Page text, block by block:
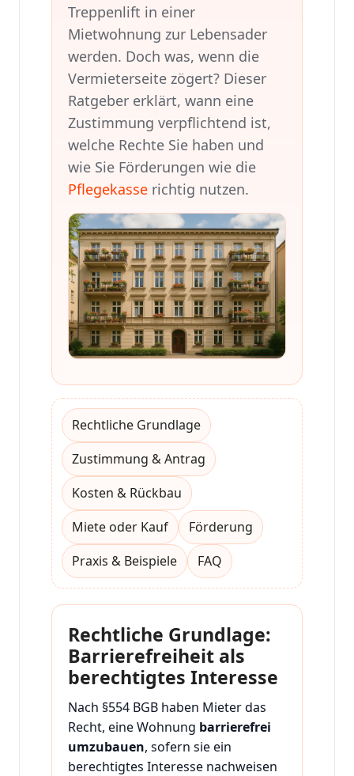
Treppenlift in einer
Mietwohnung zur Lebensader
werden. Doch was, wenn die
Vermieterseite zögert? Dieser
Ratgeber erklärt, wann eine
Zustimmung verpflichtend ist,
welche Rechte Sie haben und
wie Sie Förderungen wie die
Pflegekasse richtig nutzen.
Rechtliche Grundlage
Zustimmung & Antrag
Kosten & Rückbau
Miete oder Kauf
Förderung
Praxis & Beispiele
FAQ
Rechtliche Grundlage:
Barrierefreiheit als
berechtigtes Interesse
Nach §554 BGB haben Mieter das
Recht, eine Wohnung barrierefrei
umzubauen, sofern sie ein
berechtigtes Interesse nachweisen